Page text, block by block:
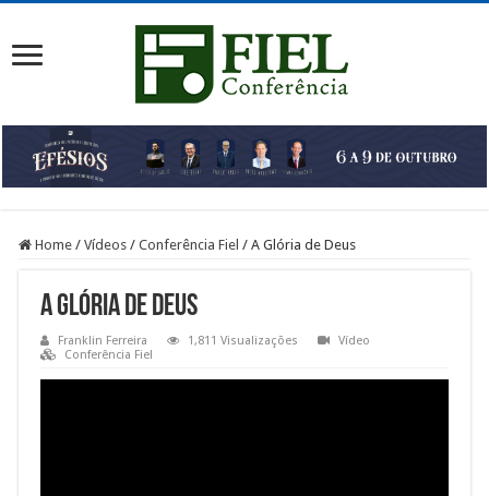
Home / Vídeos / Conferência Fiel / A Glória de Deus
A Glória de Deus
Franklin Ferreira 1,811 Visualizações
Vídeo
Conferência Fiel